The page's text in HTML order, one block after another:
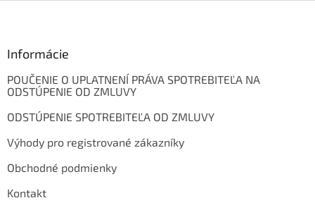
Informácie
POUČENIE O UPLATNENÍ PRÁVA SPOTREBITEĽA NA
ODSTÚPENIE OD ZMLUVY
ODSTÚPENIE SPOTREBITEĽA OD ZMLUVY
Výhody pro registrované zákazníky
Obchodné podmienky
Kontakt